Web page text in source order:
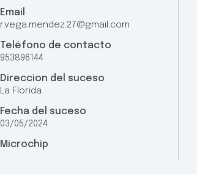
Email
r.vega.mendez.27@gmail.com
Teléfono de contacto
953896144
Direccion del suceso
La Florida
Fecha del suceso
03/05/2024
Microchip